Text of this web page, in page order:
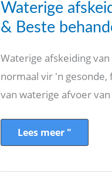
Waterige
& Beste
Waterige afskeiding
normaal vir 'n
van waterige afvoer van
afskeiding
van
oor:
Beste
behandeling
Lees meer "